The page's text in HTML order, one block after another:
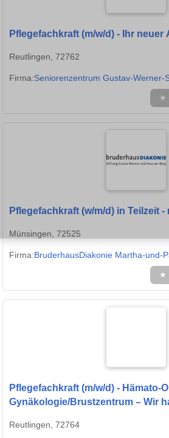
Pflegefachkraft (m/w/d) - Ihr neuer
Reutlingen, 72762
Firma:Seniorenzentrum Gustav-Werner-
★
Pflegefachkraft (w/m/d) in Teilzeit -
Münsingen, 72525
Firma:BruderhausDiakonie Martha-und-
★
Pflegefachkraft (m/w/d) - Hämato-
Gynäkologie/Brustzentrum – Wir
Reutlingen, 72764